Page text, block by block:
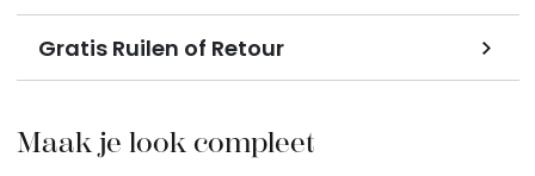
Gratis Ruilen of Retour
Maak je look compleet